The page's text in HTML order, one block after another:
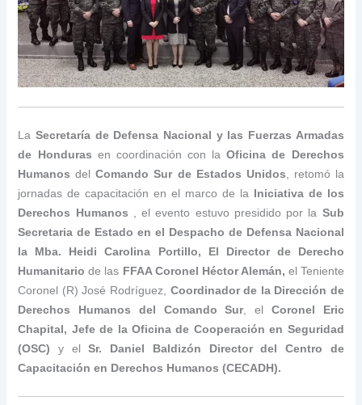
La Secretaría de Defensa Nacional y las Fuerzas Armadas
de Honduras en coordinación con laOficina de Derechos
Humanos delComando Sur de Estados Unidos , retomó la
jornadas de capacitación en el marco de la Iniciativa de los
Derechos Humanos , el evento estuvo presidido por la Sub
Secretaria de Estado en el Despacho de Defensa Nacional
la Mba. Heidi Carolina Portillo, El Director de Derecho
Humanitario de las FFAA Coronel Héctor Alemán, el Teniente
Coronel (R) José Rodríguez, Coordinador de la Dirección de
Derechos Humanos del Comando Sur, el Coronel Eric
Chapital, Jefe de la Oficina de Cooperación en Seguridad
(OSC) y elSr. Daniel Baldizón Director del Centro de
Capacitación en Derechos Humanos (CECADH).